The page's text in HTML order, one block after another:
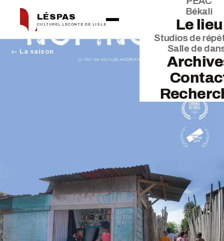
LÉSPAS
CULTUREL LECONTE DE LISLE
Békali
Le lieu
Studios de
Salle de
← La saison